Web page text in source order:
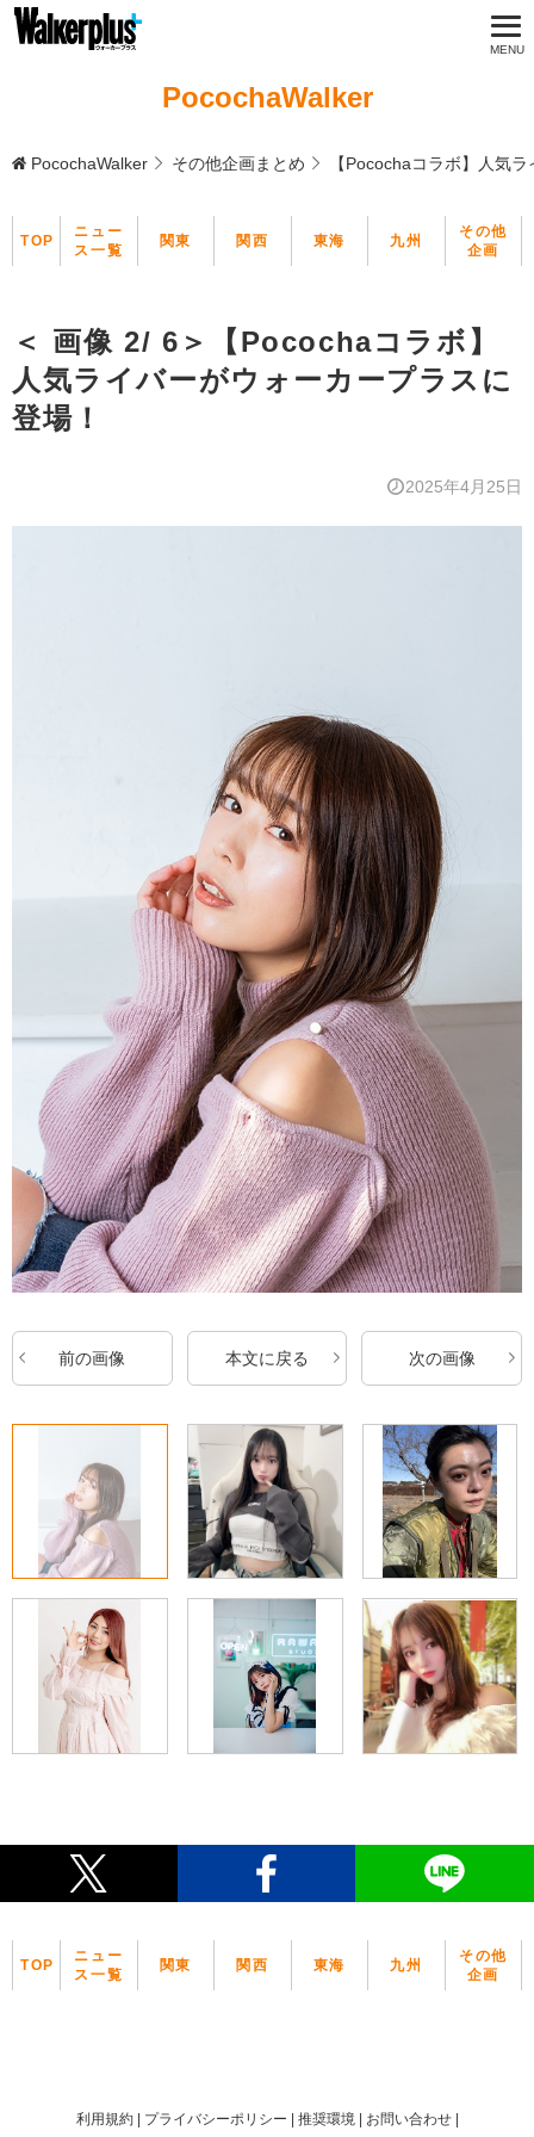
PocochaWalker
PocochaWalker その他企画まとめ 【Pocochaコラボ】人気
TOP
ニュー
ス一覧
関東 関西 東海 九州
その他
企画
＜ 画像 2/ 6＞【Pocochaコラボ】
人気ライバーがウォーカープラスに
登場！
2025年4月25日
前の画像 本文に戻る 次の画像
TOP
ニュー
ス一覧
関東 関西 東海 九州
その他
企画
利用規約 プライバシーポリシー 推奨環境 お問い合わせ